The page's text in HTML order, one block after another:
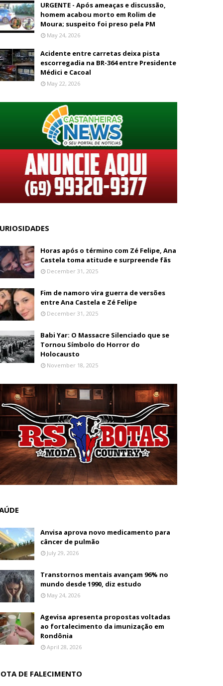
URGENTE - Após ameaças e discussão,
homem acabou morto em Rolim de
Moura; suspeito foi preso pela PM
May 24, 2026
Acidente entre carretas deixa pista
escorregadia na BR-364 entre Presidente
Médici e Cacoal
May 22, 2026
Horas após o término com Zé Felipe, Ana
Castela toma atitude e surpreende fãs
December 31, 2025
Fim de namoro vira guerra de versões
entre Ana Castela e Zé Felipe
December 31, 2025
Babi Yar: O Massacre Silenciado que se
Tornou Símbolo do Horror do
Holocausto
November 18, 2025
Anvisa aprova novo medicamento para
câncer de pulmão
July 29, 2026
Transtornos mentais avançam 96% no
mundo desde 1990, diz estudo
May 24, 2026
Agevisa apresenta propostas voltadas
ao fortalecimento da imunização em
Rondônia
April 28, 2026
DE FALECIMENTO